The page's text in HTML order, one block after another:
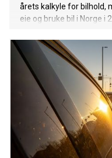
årets kalkyle for bilhold,
eie og bruke bil i Norge i